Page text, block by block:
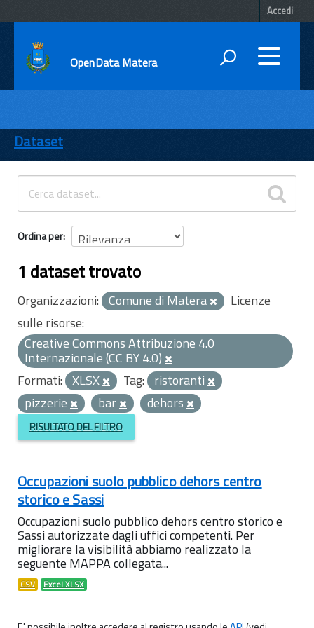
Accedi
OpenData Matera
ENTI
TEMI
INFORMAZIONI
Dataset
Ordina per
1 dataset trovato
Organizzazioni: Comune di Matera
Licenze
sulle risorse:
Creative Commons Attribuzione 4.0
Internazionale (CC BY 4.0)
Formati: XLSX Tag: ristoranti
pizzerie
bar dehors
RISULTATO DEL FILTRO
Occupazioni suolo pubblico dehors centro
storico e Sassi
Occupazioni suolo pubblico dehors centro storico e
Sassi autorizzate dagli uffici competenti. Per
migliorare la visibilità abbiamo realizzato la
seguente MAPPA collegata...
CSV Excel XLSX